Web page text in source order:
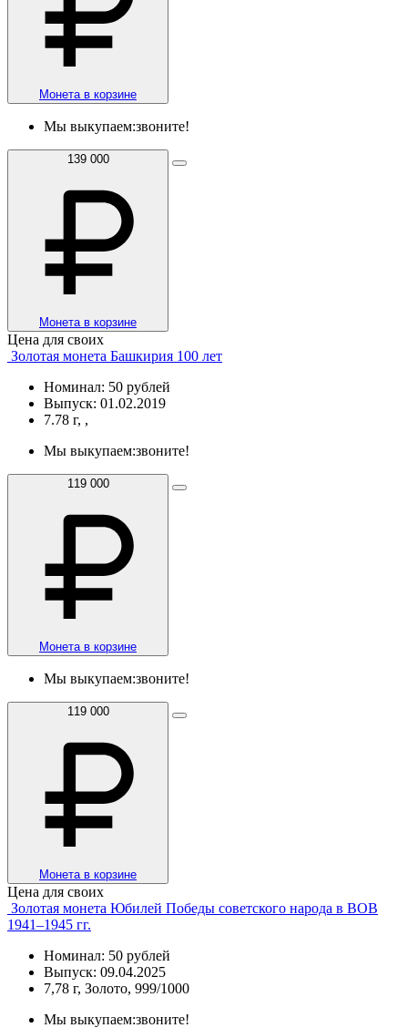
Монета в корзине
Мы выкупаем:звоните!
139 000
Монета в корзине
Цена для своих
Золотая монета Башкирия 100 лет
Номинал: 50 рублей
Выпуск: 01.02.2019
7.78 г, ,
Мы выкупаем:звоните!
119 000
Монета в корзине
Мы выкупаем:звоните!
119 000
Монета в корзине
Цена для своих
Золотая монета Юбилей Победы советского народа в ВОВ
1941–1945 гг.
Номинал: 50 рублей
Выпуск: 09.04.2025
7,78 г, Золото, 999/1000
Мы выкупаем:звоните!